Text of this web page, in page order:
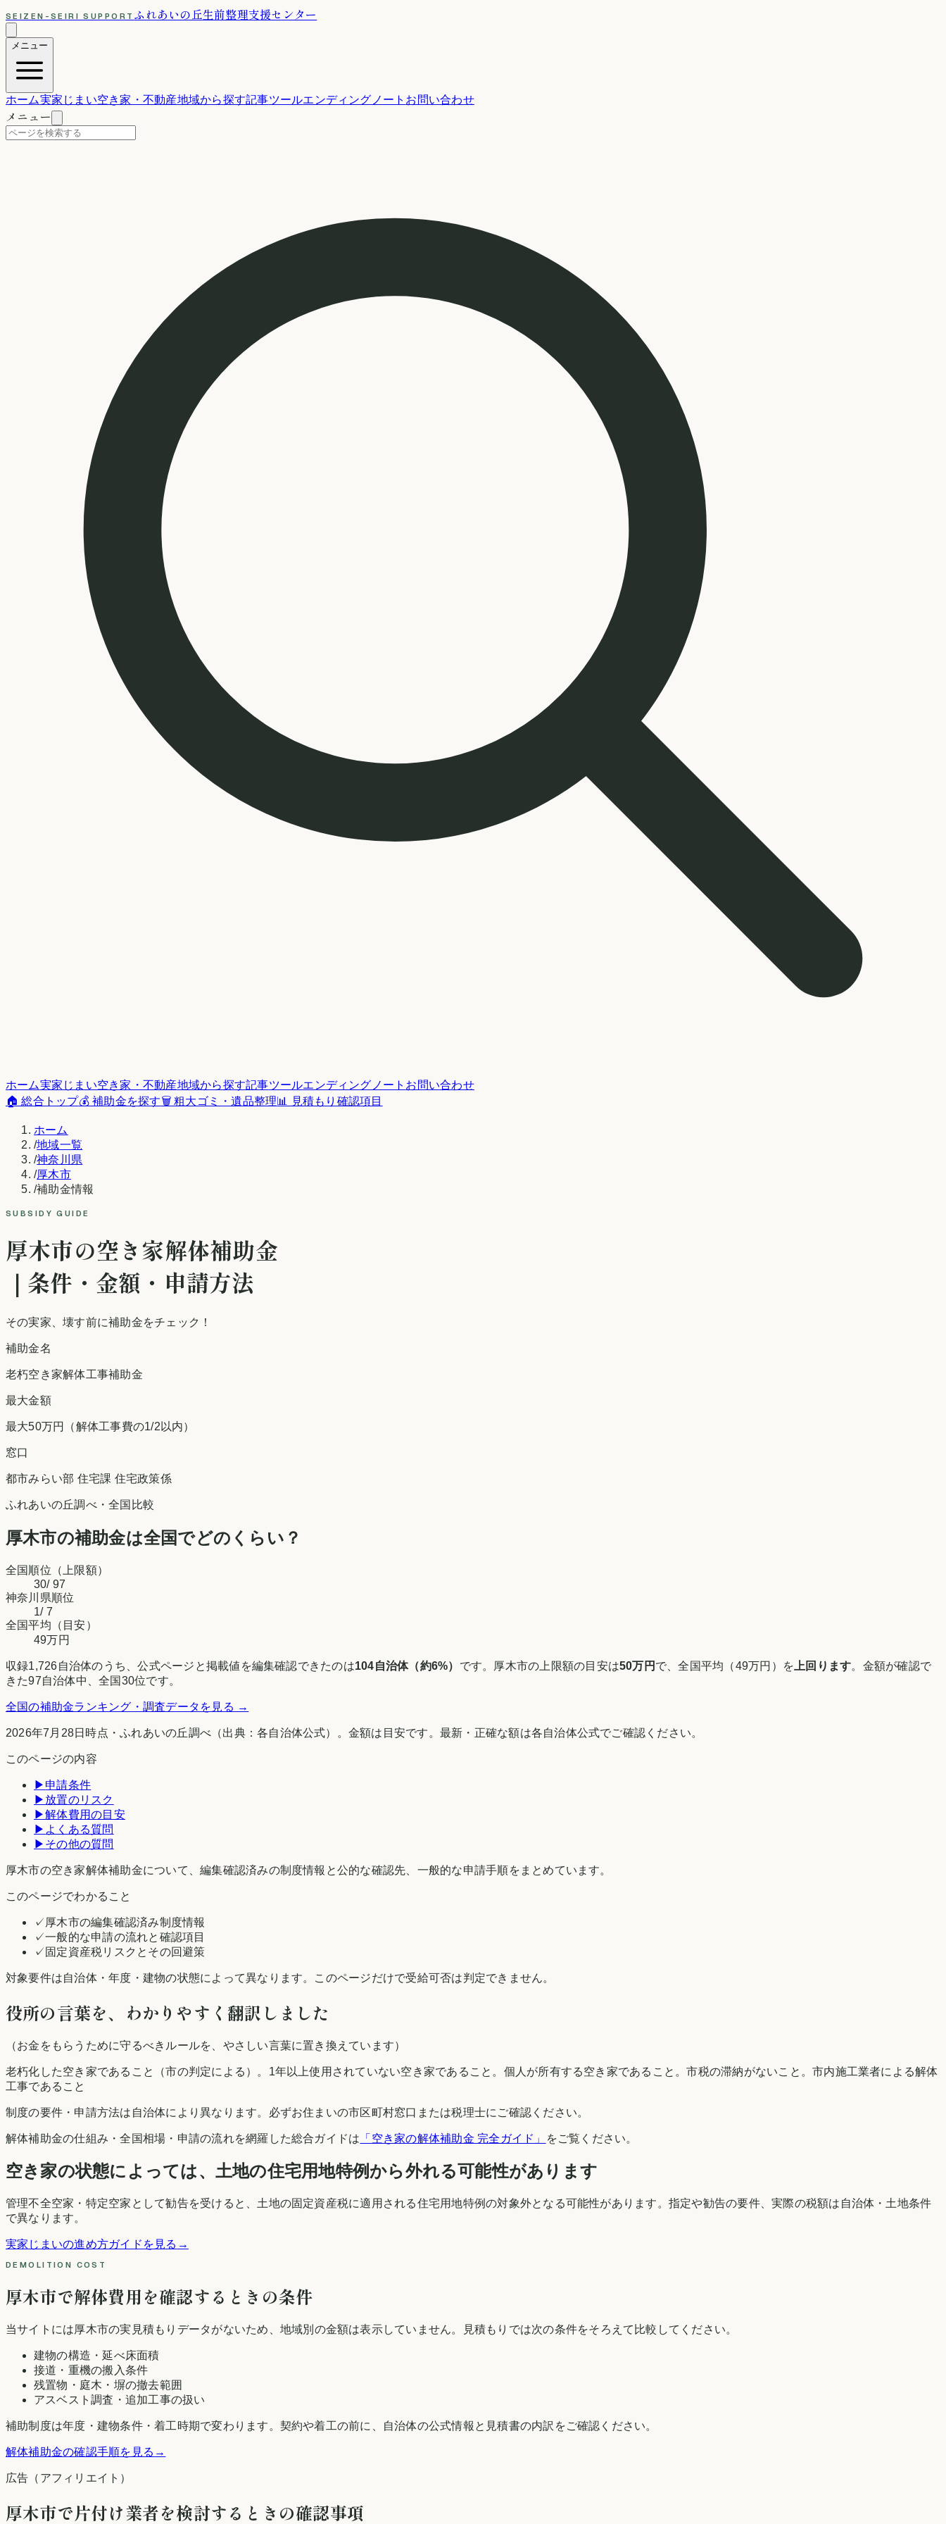
SEIZEN-SEIRI SUPPORT ふれあいの丘生前整理支援センター
メニュー
ホーム実家じまい空き家・不動産地域から探す記事ツールエンディングノート お問い合わせ
メニュー
ホーム実家じまい空き家・不動産地域から探す記事ツールエンディングノート お問い合わせ
🏠 総合トップ💰 補助金を探す🗑️ 粗大ゴミ・遺品整理📊 見積もり確認項目
ホーム
/地域一覧
/神奈川県
/厚木市
/補助金情報
SUBSIDY GUIDE
厚木市の空き家解体補助金
｜条件・金額・申請方法
その実家、壊す前に補助金をチェック！
補助金名
老朽空き家解体工事補助金
最大金額
最大50万円（解体工事費の1/2以内）
窓口
都市みらい部 住宅課 住宅政策係
ふれあいの丘調べ・全国比較
厚木市の補助金は全国でどのくらい？
全国順位（上限額）
30/ 97
神奈川県順位
1/ 7
全国平均（目安）
49万円
収録1,726自治体のうち、公式ページと掲載値を編集確認できたのは104自治体（約6%） です。 厚木市の上限額の目安は50万円 で、全国平均（49万円 ）を 上回ります。 金額が確認で
きた97自治体中、全国 30位です。
全国の補助金ランキング・調査データを見る →
2026年7月28日時点 ・ふれあいの丘調べ （出典：各自治体公式）。金額は目安です。最新・正確な額は各自治体公式でご確認ください。
このページの内容
▶ 申請条件
▶ 放置のリスク
▶解体費用の目安
▶ よくある質問
▶ その他の質問
厚木市の空き家解体補助金について、編集確認済みの制度情報と公的な確認先、一般的な申請手順をまとめています。
このページでわかること
✓ 厚木市の編集確認済み制度情報
✓一般的な申請の流れと確認項目
✓ 固定資産税リスクとその回避策
対象要件は自治体・年度・建物の状態によって異なります。このページだけで受給可否は判定できません。
役所の言葉を、わかりやすく翻訳しました
（お金をもらうために守るべきルールを、やさしい言葉に置き換えています）
老朽化した空き家であること（市の判定による）。1年以上使用されていない空き家であること。個人が所有する空き家であること。市税の滞納がないこと。市内施工業者による解体
工事であること
制度の要件・申請方法は自治体により異なります。必ずお住まいの市区町村窓口または税理士にご確認ください。
解体補助金の仕組み・全国相場・申請の流れを網羅した総合ガイドは 「空き家の解体補助金 完全ガイド」 をご覧ください。
空き家の状態によっては、土地の住宅用地特例から外れる可能性があります
管理不全空家・特定空家として勧告を受けると、土地の固定資産税に適用される住宅用地特例の対象外となる可能性があります。指定や勧告の要件、実際の税額は自治体・土地条件
で異なります。
実家じまいの進め方ガイドを見る →
DEMOLITION COST
厚木市で解体費用を確認するときの条件
当サイトには厚木市の実見積もりデータがないため、地域別の金額は表示していません。見積もりでは次の条件をそろえて比較してください。
建物の構造・延べ床面積
接道・重機の搬入条件
残置物・庭木・塀の撤去範囲
アスベスト調査・追加工事の扱い
補助制度は年度・建物条件・着工時期で変わります。契約や着工の前に、自治体の公式情報と見積書の内訳をご確認ください。
解体補助金の確認手順を見る →
広告（アフィリエイト）
厚木市で片付け業者を検討するときの確認事項